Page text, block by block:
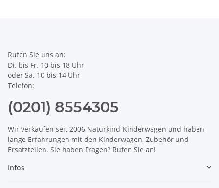
Rufen Sie uns an:
Di. bis Fr. 10 bis 18 Uhr
oder Sa. 10 bis 14 Uhr
Telefon:
(0201) 8554305
Wir verkaufen seit 2006 Naturkind-Kinderwagen und haben
lange Erfahrungen mit den Kinderwagen, Zubehör und
Ersatzteilen. Sie haben Fragen? Rufen Sie an!
Infos